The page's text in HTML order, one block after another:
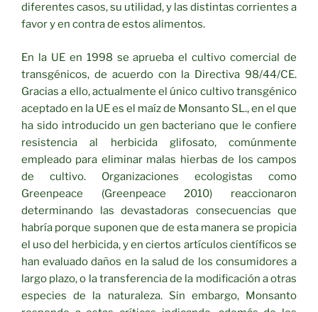
diferentes casos, su utilidad, y las distintas corrientes a
favor y en contra de estos alimentos.
En la UE en 1998 se aprueba el cultivo comercial de
transgénicos, de acuerdo con la Directiva 98/44/CE.
Gracias a ello, actualmente el único cultivo transgénico
aceptado en la UE es el maíz de Monsanto SL., en el que
ha sido introducido un gen bacteriano que le confiere
resistencia al herbicida glifosato, comúnmente
empleado para eliminar malas hierbas de los campos
de cultivo. Organizaciones ecologistas como
Greenpeace (Greenpeace 2010) reaccionaron
determinando las devastadoras consecuencias que
habría porque suponen que de esta manera se propicia
el uso del herbicida, y en ciertos artículos científicos se
han evaluado daños en la salud de los consumidores a
largo plazo, o la transferencia de la modificación a otras
especies de la naturaleza. Sin embargo, Monsanto